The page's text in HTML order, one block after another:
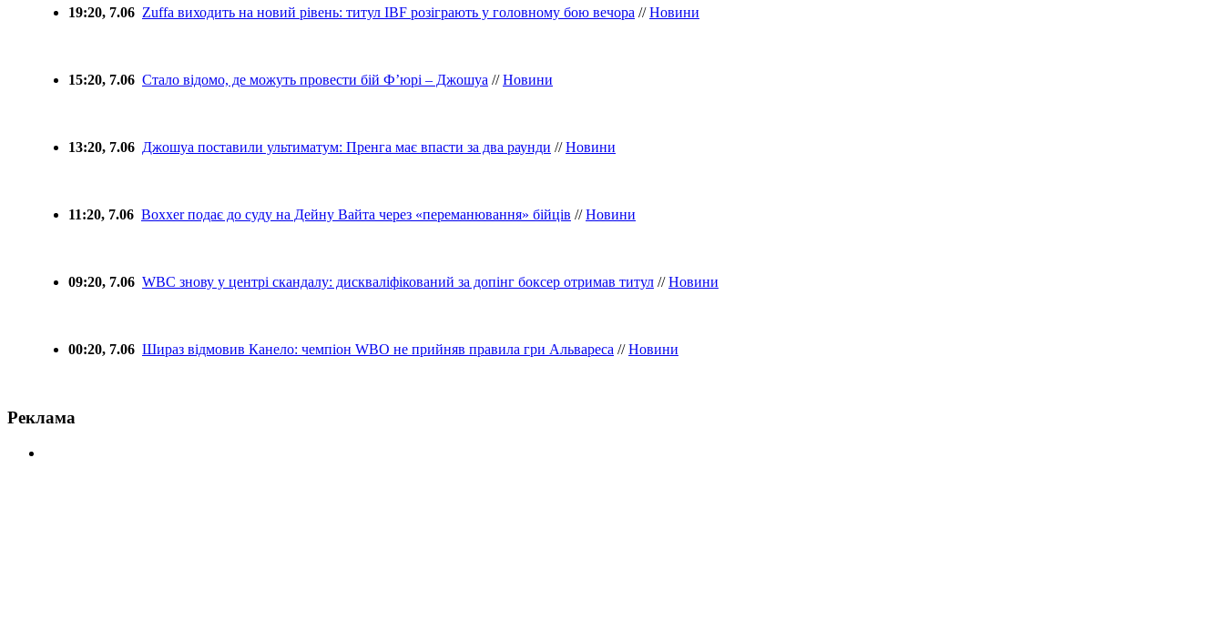
19:20, 7.06 Zuffa виходить на новий рівень: титул IBF розіграють у головному бою вечора //Новини
15:20, 7.06 Стало відомо, де можуть провести бій Ф’юрі – Джошуа //Новини
13:20, 7.06 Джошуа поставили ультиматум: Пренга має впасти за два раунди //Новини
11:20, 7.06 Boxxer подає до суду на Дейну Вайта через «переманювання» бійців //Новини
09:20, 7.06 WBC знову у центрі скандалу: дискваліфікований за допінг боксер отримав титул //Новини
00:20, 7.06 Шираз відмовив Канело: чемпіон WBO не прийняв правила гри Альвареса //Новини
Реклама